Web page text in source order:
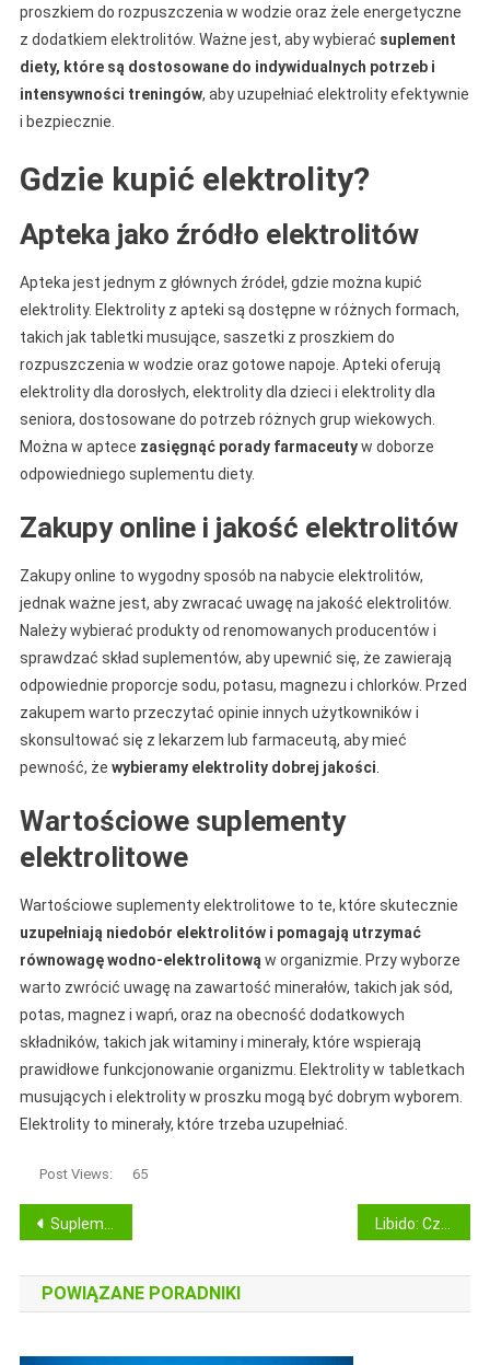
proszkiem do rozpuszczenia w wodzie oraz żele energetyczne
z dodatkiem elektrolitów. Ważne jest, aby wybierać suplement
diety, które są dostosowane do indywidualnych potrzeb i
intensywności treningów, aby uzupełniać elektrolity efektywnie
i bezpiecznie.
Gdzie kupić elektrolity?
Apteka jako źródło elektrolitów
Apteka jest jednym z głównych źródeł, gdzie można kupić
elektrolity. Elektrolity z apteki są dostępne w różnych formach,
takich jak tabletki musujące, saszetki z proszkiem do
rozpuszczenia w wodzie oraz gotowe napoje. Apteki oferują
elektrolity dla dorosłych, elektrolity dla dzieci i elektrolity dla
seniora, dostosowane do potrzeb różnych grup wiekowych.
Można w aptece zasięgnąć porady farmaceutyw doborze
odpowiedniego suplementu diety.
Zakupy online i jakość elektrolitów
Zakupy online to wygodny sposób na nabycie elektrolitów,
jednak ważne jest, aby zwracać uwagę na jakość elektrolitów.
Należy wybierać produkty od renomowanych producentów i
sprawdzać skład suplementów, aby upewnić się, że zawierają
odpowiednie proporcje sodu, potasu, magnezu i chlorków. Przed
zakupem warto przeczytać opinie innych użytkowników i
skonsultować się z lekarzem lub farmaceutą, aby mieć
pewność, że wybieramy elektrolity dobrej jakości
Wartościowe suplementy
elektrolitowe
Wartościowe suplementy elektrolitowe to te, które skutecznie
uzupełniają niedobór elektrolitów i pomagają utrzymać
równowagę wodno-elektrolitową w organizmie. Przy wyborze
warto zwrócić uwagę na zawartość minerałów, takich jak sód,
potas, magnez i wapń, oraz na obecność dodatkowych
składników, takich jak witaminy i minerały, które wspierają
prawidłowe funkcjonowanie organizmu. Elektrolity w tabletkach
musujących i elektrolity w proszku mogą być dobrym wyborem.
Elektrolity to minerały, które trzeba uzupełniać.
Post Views: 65
Nawigacja
wpisu
Suplementy na przyrost masy mięśniowej: Odżywki wspierające przyrost mięśniowy
POWIĄZANE PORADNIKI